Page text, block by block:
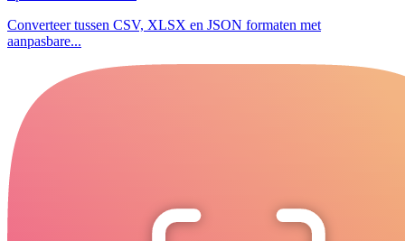
Converteer tussen CSV, XLSX en JSON formaten met
aanpasbare...